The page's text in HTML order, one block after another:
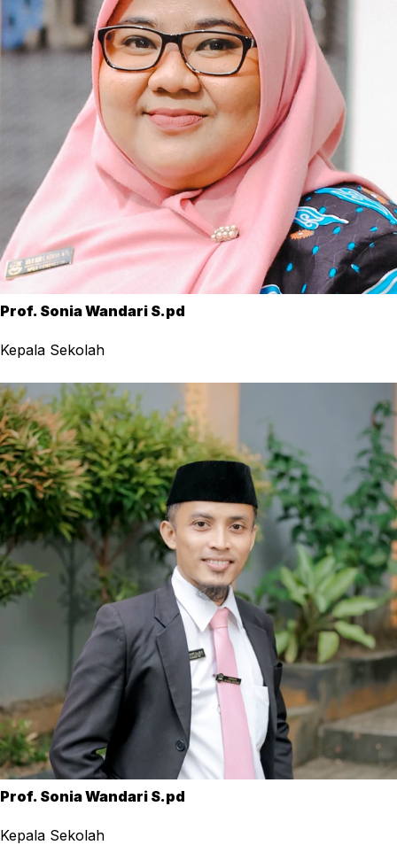
Prof. Sonia Wandari S.pd
Kepala Sekolah
Prof. Sonia Wandari S.pd
Kepala Sekolah